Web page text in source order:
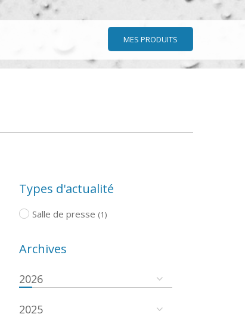
MES PRODUITS
Types d'actualité
Salle de presse (1)
Archives
2026
2025